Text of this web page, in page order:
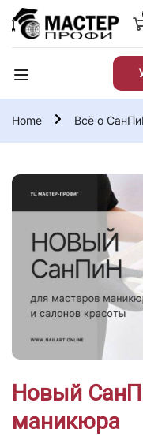
Home Всё о
Новый
маникюра